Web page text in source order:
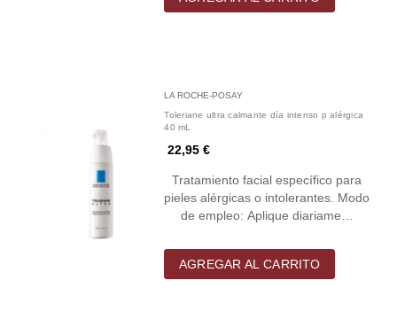
LA ROCHE-POSAY
Toleriane ultra calmante día intenso p alérgica
40 mL
22,95 €
Tratamiento facial específico para
pieles alérgicas o intolerantes. Modo
de empleo: Aplique diariame…
AGREGAR AL CARRITO